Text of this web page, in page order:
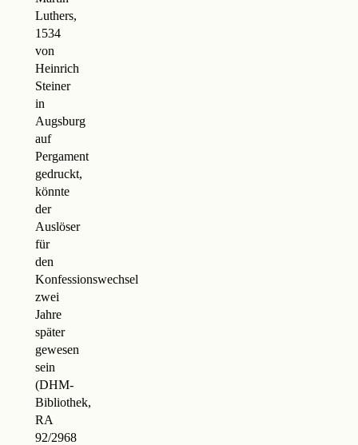
Luthers,
1534
von
Heinrich
Steiner
in
Augsburg
auf
Pergament
gedruckt,
könnte
der
Auslöser
für
den
Konfessionswechsel
zwei
Jahre
später
gewesen
sein
(DHM-
Bibliothek,
RA
92/2968